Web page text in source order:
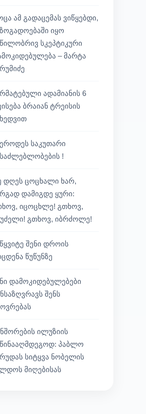
ამ გადაცემას ვიწყებდი,
იყო
სკეპტიკური
– მარტა
ადამიანის 6
ბრაიან ტრეისის
საკუთარი
!
დღეს ცოცხალი ხარ,
დამიგდე ყური:
იცოცხლე! გთხოვ,
გთხოვ, იბრძოლე!
შენი დროის
წუწუნზე
დამოკიდებულებები
შენს
ილუზიის
პაბლო
სიტყვა ნობელის
მიღებისას